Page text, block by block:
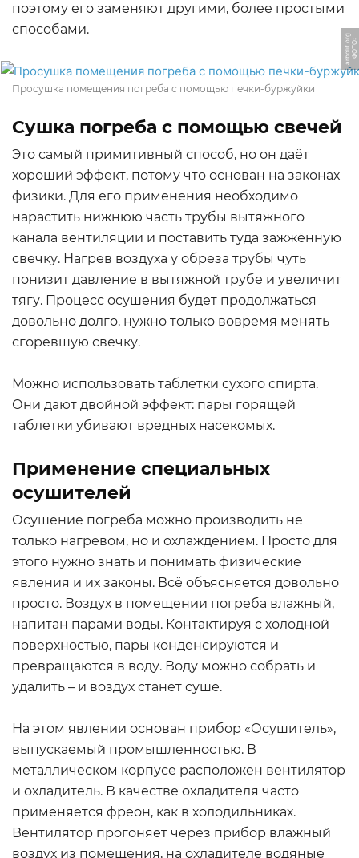
поэтому его заменяют другими, более простыми
способами.
Ф
О
Т
О:
a
r
b
oli
t.
o
r
g
Просушка помещения погреба с помощью печки-буржуйки
Сушка погреба с помощью свечей
Это самый примитивный способ, но он даёт
хороший эффект, потому что основан на законах
физики. Для его применения необходимо
нарастить нижнюю часть трубы вытяжного
канала вентиляции и поставить туда зажжённую
свечку. Нагрев воздуха у обреза трубы чуть
понизит давление в вытяжной трубе и увеличит
тягу. Процесс осушения будет продолжаться
довольно долго, нужно только вовремя менять
сгоревшую свечку.
Можно использовать таблетки сухого спирта.
Они дают двойной эффект: пары горящей
таблетки убивают вредных насекомых.
Применение специальных
осушителей
Осушение погреба можно производить не
только нагревом, но и охлаждением. Просто для
этого нужно знать и понимать физические
явления и их законы. Всё объясняется довольно
просто. Воздух в помещении погреба влажный,
напитан парами воды. Контактируя с холодной
поверхностью, пары конденсируются и
превращаются в воду. Воду можно собрать и
удалить – и воздух станет суше.
На этом явлении основан прибор «Осушитель»,
выпускаемый промышленностью. В
металлическом корпусе расположен вентилятор
и охладитель. В качестве охладителя часто
применяется фреон, как в холодильниках.
Вентилятор прогоняет через прибор влажный
воздух из помещения, на охладителе водяные